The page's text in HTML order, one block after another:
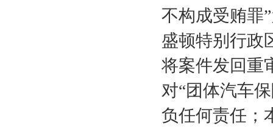
不构成受贿罪
盛顿特别行政
将案件发回重
对“团体汽车
负任何责任；